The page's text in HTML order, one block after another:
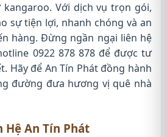
Với dịch vụ trọn gói,
sự tiện lợi, nhanh chóng và an
hàng. Đừng ngần ngại liên hệ
0922 878 878 để được tư
Hãy để An Tín Phát đồng hành
đường đưa hương vị quê nhà
Hệ An Tín Phát